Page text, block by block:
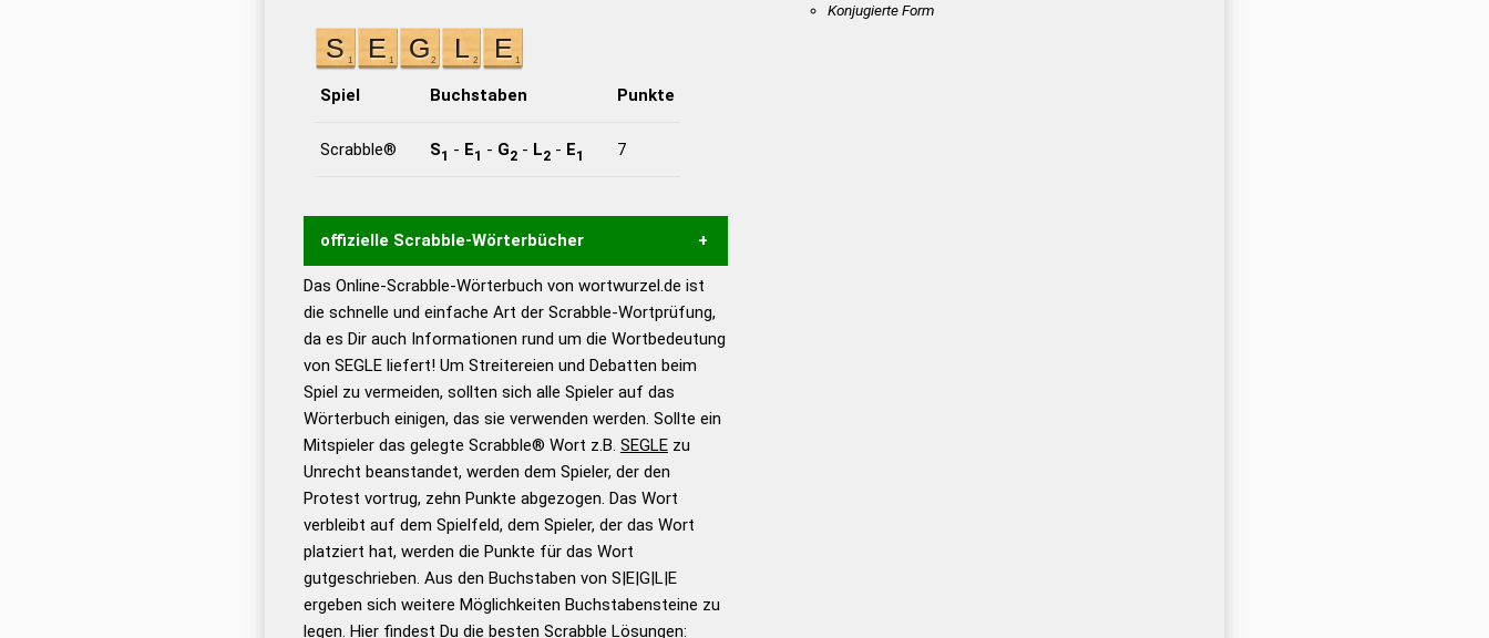
Spiel Buchstaben Punkte
Scrabble® S1 - E1 - G2- L2- E1 7
offizielle Scrabble-Wörterbücher
Wortwurzel liefert mit Hilfe eines semantischen
Wortanalyse-Algorithmus gute Anhaltspunkte zu
Wortbedeutung, Worttrennung und Wortform, um die
Gültigkeit eines Wortes für das Scrabble-Spiel zu
bestimmen! zugelassene Turnier Scrabble-
Wörterbücher sind:
Duden – Standardwerk in 12
Bänden
Duden – Richtiges und gutes
Deutsch
Duden – Die deutsche Grammatik
Das Online-Scrabble-Wörterbuch von wortwurzel.de ist
die schnelle und einfache Art der Scrabble-Wortprüfung,
da es Dir auch Informationen rund um die Wortbedeutung
von SEGLE liefert! Um Streitereien und Debatten beim
Spiel zu vermeiden, sollten sich alle Spieler auf das
Wörterbuch einigen, das sie verwenden werden. Sollte ein
Mitspieler das gelegte Scrabble® Wort z.B. SEGLEzu
Unrecht beanstandet, werden dem Spieler, der den
Protest vortrug, zehn Punkte abgezogen. Das Wort
verbleibt auf dem Spielfeld, dem Spieler, der das Wort
platziert hat, werden die Punkte für das Wort
gutgeschrieben. Aus den Buchstaben von S|E|G|L|E
ergeben sich weitere Möglichkeiten Buchstabensteine zu
legen. Hier findest Du die besten Scrabble Lösungen:
Konjugierte Form